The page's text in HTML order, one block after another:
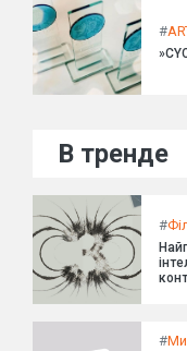
#
В тренде
#
#